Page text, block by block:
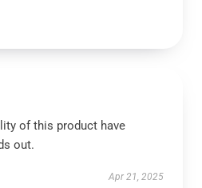
of this product have
out.
Apr 21, 2025